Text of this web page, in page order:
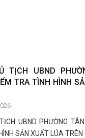
TỊCH UBND
TRA TÌNH HÌNH
UBND PHƯỜNG
SẢN XUẤT LÚA